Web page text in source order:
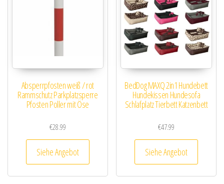
Absperrpfosten weiß / rot
Rammschutz Parkplatzsperre
Pfosten Poller mit Öse
€28.99
Siehe Angebot
BedDog MAXQ 2in1 Hundebett
Hundekissen Hundesofa
Schlafplatz Tierbett Katzenbett
€47.99
Siehe Angebot